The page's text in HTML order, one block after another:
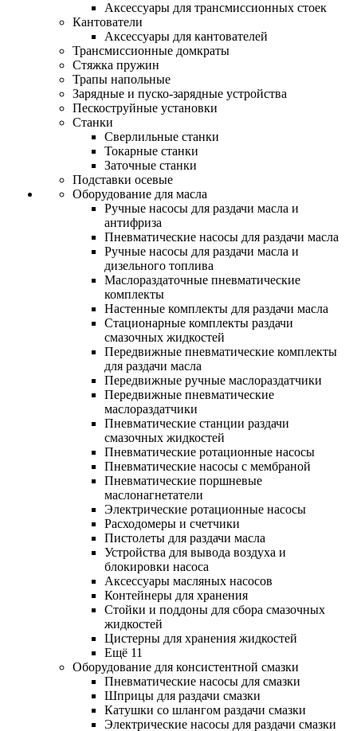
Аксессуары для трансмиссионных стоек
Кантователи
Аксессуары для кантователей
Трансмиссионные домкраты
Стяжка пружин
Трапы напольные
Зарядные и пуско-зарядные устройства
Пескоструйные установки
Станки
Сверлильные станки
Токарные станки
Заточные станки
Подставки осевые
Оборудование для масла
Ручные насосы для раздачи масла и
антифриза
Пневматические насосы для раздачи масла
Ручные насосы для раздачи масла и
дизельного топлива
Маслораздаточные пневматические
комплекты
Настенные комплекты для раздачи масла
Стационарные комплекты раздачи
смазочных жидкостей
Передвижные пневматические комплекты
для раздачи масла
Передвижные ручные маслораздатчики
Передвижные пневматические
маслораздатчики
Пневматические станции раздачи
смазочных жидкостей
Пневматические ротационные насосы
Пневматические насосы с мембраной
Пневматические поршневые
маслонагнетатели
Электрические ротационные насосы
Расходомеры и счетчики
Пистолеты для раздачи масла
Устройства для вывода воздуха и
блокировки насоса
Аксессуары масляных насосов
Контейнеры для хранения
Стойки и поддоны для сбора смазочных
жидкостей
Цистерны для хранения жидкостей
Ещё 11
Оборудование для консистентной смазки
Пневматические насосы для смазки
Шприцы для раздачи смазки
Катушки со шлангом раздачи смазки
Электрические насосы для раздачи смазки